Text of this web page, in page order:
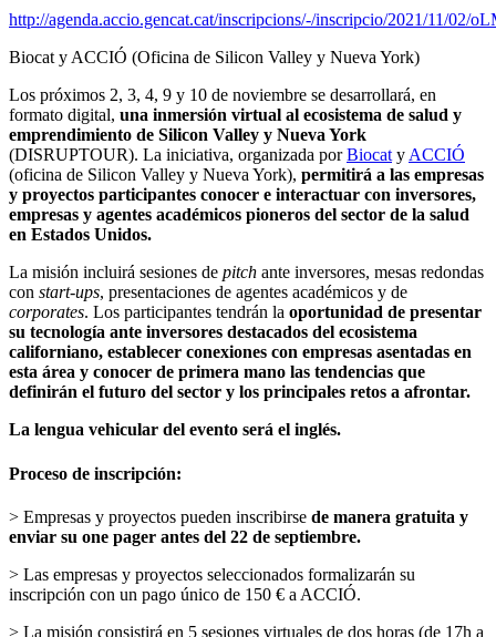
http://agenda.accio.gencat.cat/inscripcions/-/inscripcio/2021/11/02/
Biocat y ACCIÓ (Oficina de Silicon Valley y Nueva York)
Los próximos 2, 3, 4, 9 y 10 de noviembre se desarrollará, en
formato digital, una inmersión virtual al ecosistema de salud y
emprendimiento de Silicon Valley y Nueva York
(DISRUPTOUR). La iniciativa, organizada porBiocatyACCIÓ
(oficina de Silicon Valley y Nueva York), permitirá a las empresas
y proyectos participantes conocer e interactuar con inversores,
empresas y agentes académicos pioneros del sector de la salud
en Estados Unidos.
La misión incluirá sesiones de pitch ante inversores, mesas redondas
con start-ups, presentaciones de agentes académicos y de
corporates. Los participantes tendrán la oportunidad de presentar
su tecnología ante inversores destacados del ecosistema
californiano, establecer conexiones con empresas asentadas en
esta área y conocer de primera mano las tendencias que
definirán el futuro del sector y los principales retos a afrontar.
La lengua vehicular del evento será el inglés.
Proceso de inscripción:
> Empresas y proyectos pueden inscribirse de manera gratuita y
enviar su one pager antes del 22 de septiembre.
> Las empresas y proyectos seleccionados formalizarán su
inscripción con un pago único de 150 € a ACCIÓ.
> La misión consistirá en 5 sesiones virtuales de dos horas (de 17h a